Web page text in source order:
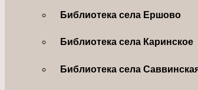
Библиотека села Ершово
Библиотека села Каринское
Библиотека села